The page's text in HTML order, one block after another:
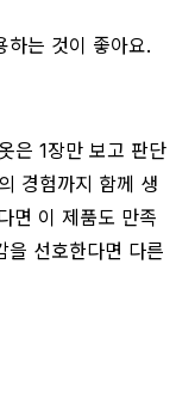
하는 것이 좋아요.
은 1장만 보고 판단
경험까지 함께 생
면 이 제품도 만족
을 선호한다면 다른